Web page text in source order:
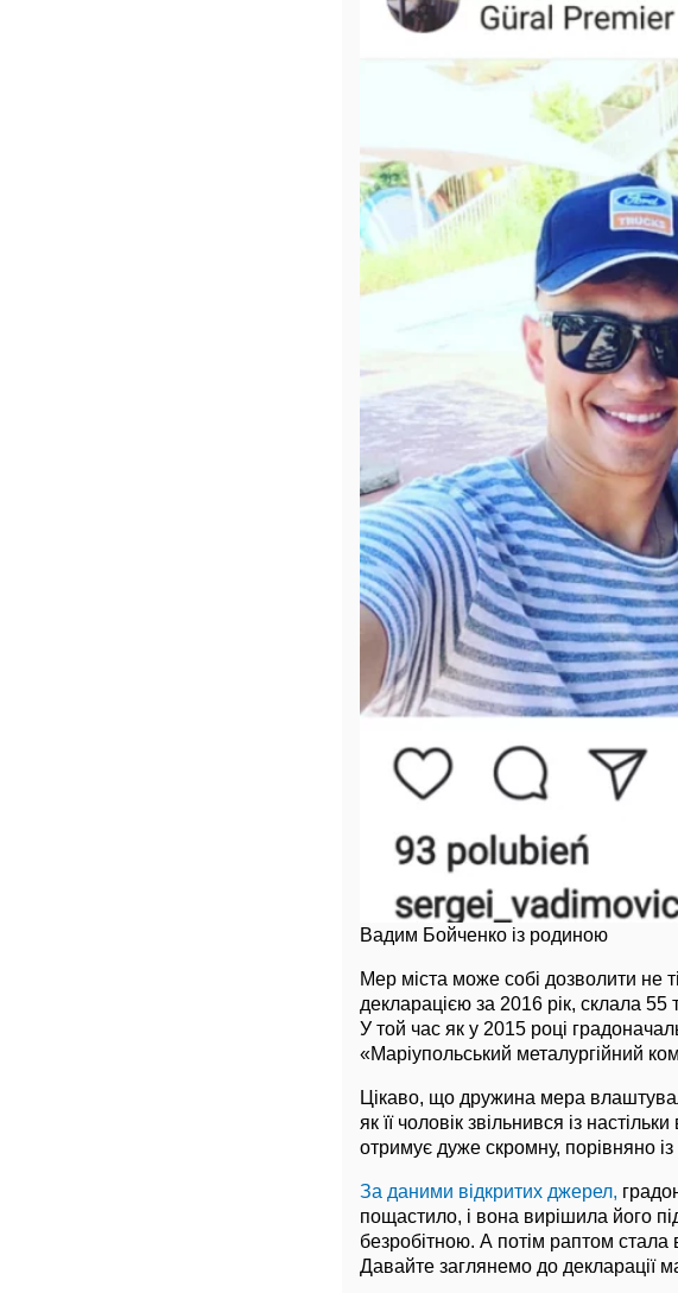
Вадим Бойченко із родиною
Мер міста може собі дозволити не
декларацією за 2016 рік, склала
У той час як у 2015 році
«Маріупольський металургійний
Цікаво, що дружина мера
як її чоловік звільнився із
отримує дуже скромну, порівняно
За даними відкритих джерел,
пощастило, і вона вирішила його
безробітною. А потім раптом
Давайте заглянемо до декларації